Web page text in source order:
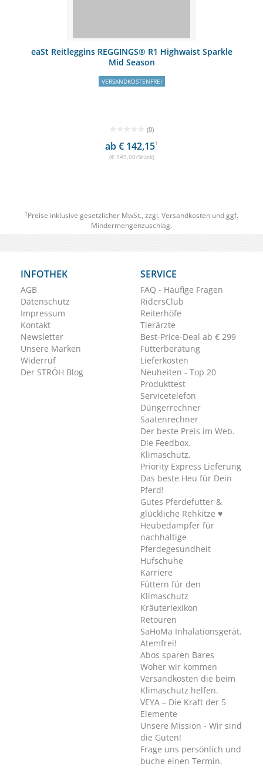
eaSt Reitleggins REGGINGS® R1 Highwaist Sparkle
Mid Season
VERSANDKOSTENFREI
(0)
ab € 142,151
(€ 149,00/Stück)
1 Preise inklusive gesetzlicher MwSt., zzgl. Versandkosten und ggf.
Mindermengenzuschlag.
INFOTHEK
AGB
Datenschutz
Impressum
Kontakt
Newsletter
Unsere Marken
Widerruf
Der STRÖH Blog
SERVICE
FAQ - Häufige Fragen
RidersClub
Reiterhöfe
Tierärzte
Best-Price-Deal ab € 299
Futterberatung
Lieferkosten
Neuheiten - Top 20
Produkttest
Servicetelefon
Düngerrechner
Saatenrechner
Der beste Preis im Web.
Die Feedbox.
Klimaschutz.
Priority Express Lieferung
Das beste Heu für Dein
Pferd!
Gutes Pferdefutter &
glückliche Rehkitze ♥
Heubedampfer für
nachhaltige
Pferdegesundheit
Hufschuhe
Karriere
Füttern für den
Klimaschutz
Kräuterlexikon
Retouren
SaHoMa Inhalationsgerät.
Atemfrei!
Abos sparen Bares
Woher wir kommen
Versandkosten die beim
Klimaschutz helfen.
VEYA – Die Kraft der 5
Elemente
Unsere Mission - Wir sind
die Guten!
Frage uns persönlich und
buche einen Termin.